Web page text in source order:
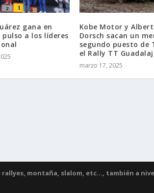
gana en
pulso a los líderes
Kobe Motor y
Dorsch sacan un
segundo puesto de
el Rally TT
marzo 17, 2025
montaña, slalom, etc..., también a